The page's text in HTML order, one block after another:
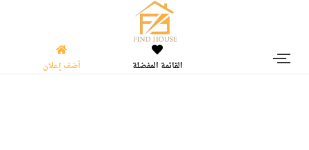
القائمة المفضلة أضف إعلان